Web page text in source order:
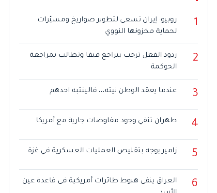
1
روبيو: إيران تسعى لتطوير صواريخ ومسيّرات
لحماية مخزونها النووي
2
ردود الفعل ترحب بتراجع فيفا وتطالب بمراجعة
الحوكمة
3 عندما يعقد الوطن نيته،،، فالينتبه احدهم
4 طهران تنفي وجود مفاوضات جارية مع أمريكا
5 زامير يوجه بتقليص العمليات العسكرية في غزة
6
العراق ينفي هبوط طائرات أمريكية في قاعدة عين